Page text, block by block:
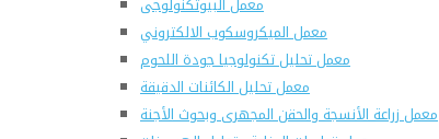
معمل الميكروسكوب الالكتروني
معمل تحليل تكنولوجيا جودة اللحوم
معمل تحليل الكائنات الدقيقة
معمل زراعة الأنسجة والحقن المجهرى وبحوث الأجنة